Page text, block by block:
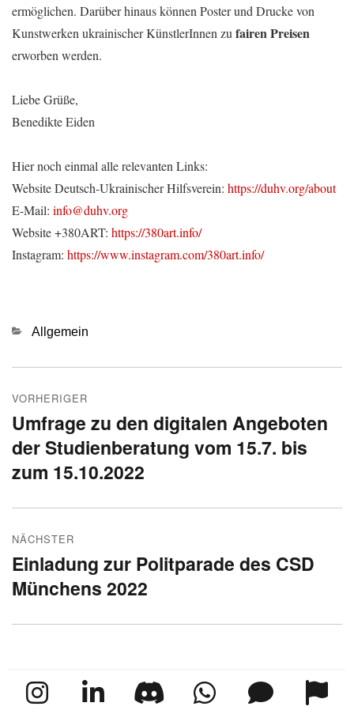
ermöglichen. Darüber hinaus können Poster und Drucke von
Kunstwerken ukrainischer KünstlerInnen zufairen Preisen
erworben werden.
Liebe Grüße,
Benedikte Eiden
Hier noch einmal alle relevanten Links:
Website Deutsch-Ukrainischer Hilfsverein: https://duhv.org/about
E-Mail: info@duhv.org
Website +380ART: https://380art.info/
Instagram: https://www.instagram.com/380art.info/
Kategorien
Allgemein
VORHERIGER
Vorheriger
Beitrag:
Umfrage zu den digitalen Angeboten
der Studienberatung vom 15.7. bis
zum 15.10.2022
NÄCHSTER
Nächster
Beitrag:
Einladung zur Politparade des CSD
Münchens 2022